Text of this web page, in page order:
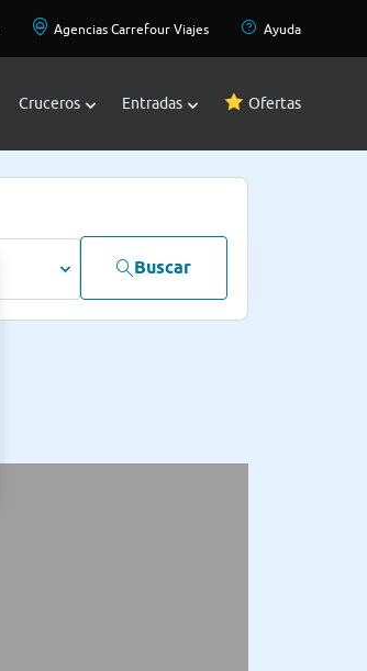
Agencias Carrefour Viajes Ayuda
Cruceros Entradas Ofertas
Buscar